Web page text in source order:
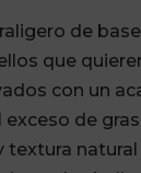
de
que
con un
exceso de
textura